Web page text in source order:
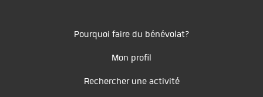
Pourquoi faire du bénévolat?
Mon profil
Rechercher une activité